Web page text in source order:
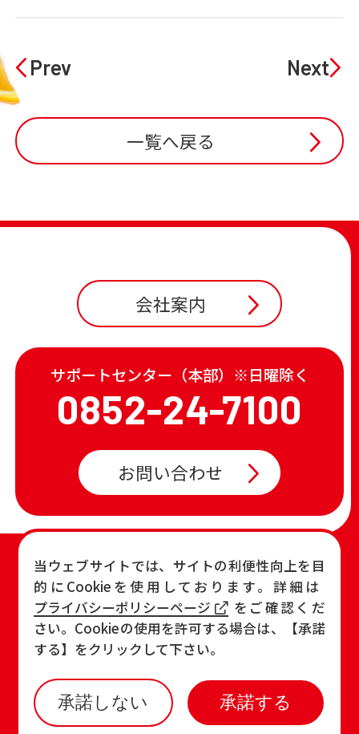
当ウェブサイトでは、サイトの利便性向上を目
的にCookieを使用しております。詳細は
プライバシーポリシーページ
をご確認くだ
さい。Cookieの使用を許可する場合は、【承諾
する】をクリックして下さい。
承諾しない 承諾する
Prev Next
一覧へ戻る
会社案内
サポートセンター（本部）※日曜除く
0852-24-7100
お問い合わせ
TOP
店舗一覧・チラシ
お知らせ
おすすめ商品
各店の最新情報